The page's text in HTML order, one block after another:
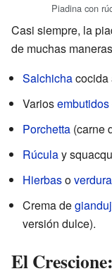
Piadina con
Casi siempre, la
de muchas
Salchichacocida
Variosembutidos
Porchetta (carne
Rúculay
Hierbaso
Crema de
versión dulce).
El